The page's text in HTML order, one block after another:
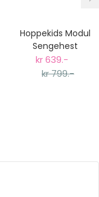
Hoppekids Modul
Sengehest
Halvhøy til sklie,
ECO Dream
kr 639.-
kr 799.-